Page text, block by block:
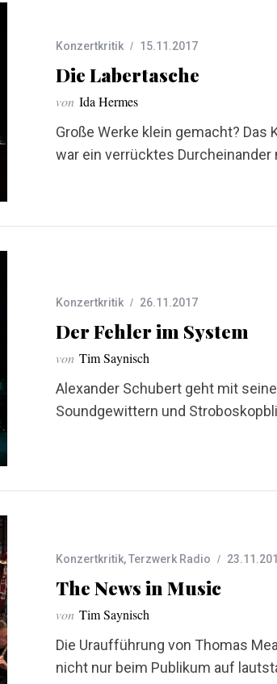
Konzertkritik 15.11.2017
Die Labertasche
von Ida Hermes
Große Werke klein gemacht? Das
war ein verrücktes
Konzertkritik 26.11.2017
Der Fehler im System
von Tim Saynisch
Alexander Schubert geht mit
Soundgewittern und
Konzertkritik,Terzwerk Radio
The News in Music
von Tim Saynisch
Die Uraufführung von Thomas
nicht nur beim Publikum auf